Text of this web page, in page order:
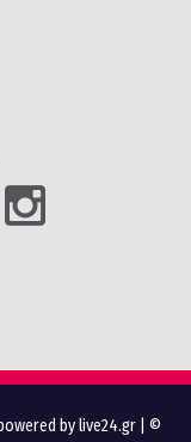
by live24.gr | ©